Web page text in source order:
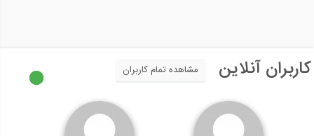
کاربران آنلاین مشاهده تمام کاربران